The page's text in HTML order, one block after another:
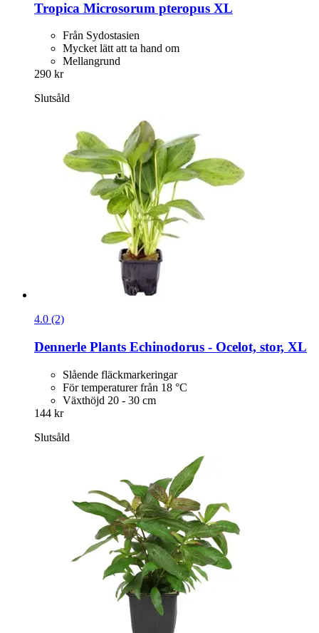
Tropica Microsorum pteropus XL
Från Sydostasien
Mycket lätt att ta hand om
Mellangrund
290 kr
Slutsåld
4.0 (2)
Dennerle Plants Echinodorus -​ Ocelot, stor, XL
Slående fläckmarkeringar
För temperaturer från 18 °C
Växthöjd 20 - 30 cm
144 kr
Slutsåld